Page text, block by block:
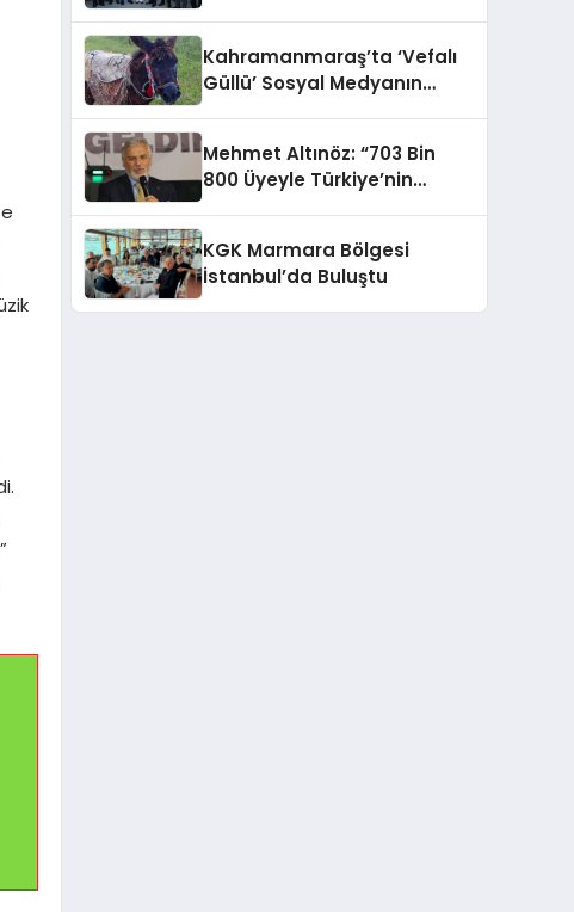
Kahramanmaraş’ta ‘Vefalı
Güllü’ Sosyal Medyanın
Mehmet Altınöz: “703 Bin
800 Üyeyle Türkiye’nin
KGK Marmara Bölgesi
İstanbul’da Buluştu